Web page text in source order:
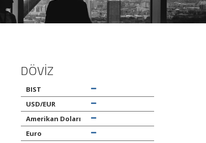
DÖVİZ
BIST
USD/EUR
Amerikan Doları
Euro